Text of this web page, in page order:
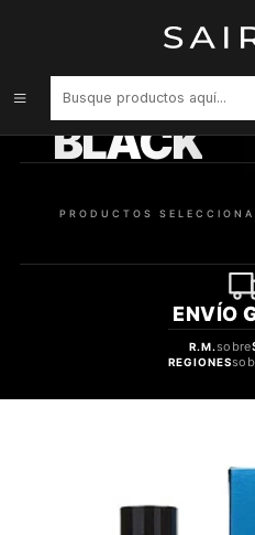
Perfume Cool Water Varon Edt 125
BLACK
PRODUCTOS
ENVÍO
R.M.sobre
REGIONES